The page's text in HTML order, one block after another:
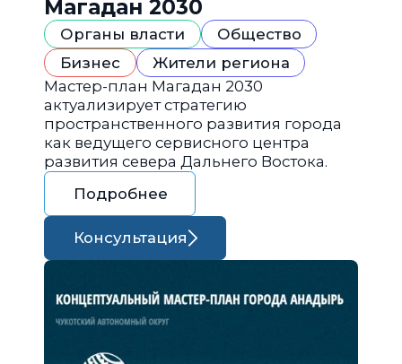
Магадан 2030
Органы власти
Общество
Бизнес
Жители региона
Мастер-план Магадан 2030
актуализирует стратегию
пространственного развития города
как ведущего сервисного центра
развития севера Дальнего Востока.
Подробнее
Консультация